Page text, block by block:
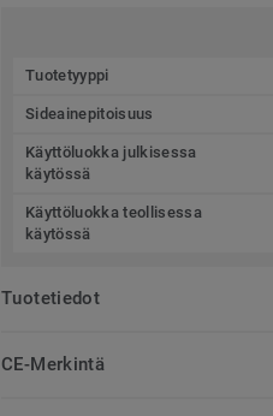
Tuotetyyppi
Sideainepitoisuus
Käyttöluokka julkisessa
käytössä
Käyttöluokka teollisessa
käytössä
Tuotetiedot
CE-Merkintä